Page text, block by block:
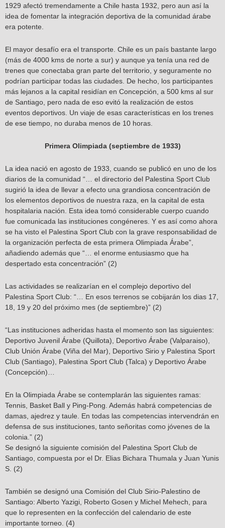
1929 afectó tremendamente a Chile hasta 1932, pero aun así la
idea de fomentar la integración deportiva de la comunidad árabe
era potente.
El mayor desafío era el transporte. Chile es un país bastante largo
(más de 4000 kms de norte a sur) y aunque ya tenía una red de
trenes que conectaba gran parte del territorio, y seguramente no
podrían participar todas las ciudades. De hecho, los participantes
más lejanos a la capital residían en Concepción, a 500 kms al sur
de Santiago, pero nada de eso evitó la realización de estos
eventos deportivos. Un viaje de esas características en los trenes
de ese tiempo, no duraba menos de 10 horas.
Primera Olimpiada (septiembre de 1933)
La idea nació en agosto de 1933, cuando se publicó en uno de los
diarios de la comunidad “… el directorio del Palestina Sport Club
sugirió la idea de llevar a efecto una grandiosa concentración de
los elementos deportivos de nuestra raza, en la capital de esta
hospitalaria nación. Esta idea tomó considerable cuerpo cuando
fue comunicada las instituciones congéneres. Y es así como ahora
se ha visto el Palestina Sport Club con la grave responsabilidad de
la organización perfecta de esta primera Olimpiada Árabe”,
añadiendo además que “… el enorme entusiasmo que ha
despertado esta concentración” (2)
Las actividades se realizarían en el complejo deportivo del
Palestina Sport Club: “… En esos terrenos se cobijarán los dias 17,
18, 19 y 20 del próximo mes (de septiembre)” (2)
“Las instituciones adheridas hasta el momento son las siguientes:
Deportivo Juvenil Árabe (Quillota), Deportivo Árabe (Valparaiso),
Club Unión Árabe (Viña del Mar), Deportivo Sirio y Palestina Sport
Club (Santiago), Palestina Sport Club (Talca) y Deportivo Árabe
(Concepción)…
En la Olimpiada Árabe se contemplarán las siguientes ramas:
Tennis, Basket Ball y Ping-Pong. Además habrá competencias de
damas, ajedrez y taule. En todas las competencias intervendrán en
defensa de sus instituciones, tanto señoritas como jóvenes de la
colonia.” (2)
Se designó la siguiente comisión del Palestina Sport Club de
Santiago, compuesta por el Dr. Elias Bichara Thumala y Juan Yunis
S. (2)
También se designó una Comisión del Club Sirio-Palestino de
Santiago: Alberto Yazigi, Roberto Gosen y Michel Mehech, para
que lo representen en la confección del calendario de este
importante torneo. (4)